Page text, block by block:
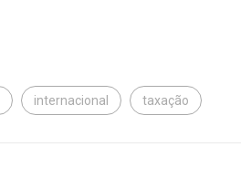
internacional taxação